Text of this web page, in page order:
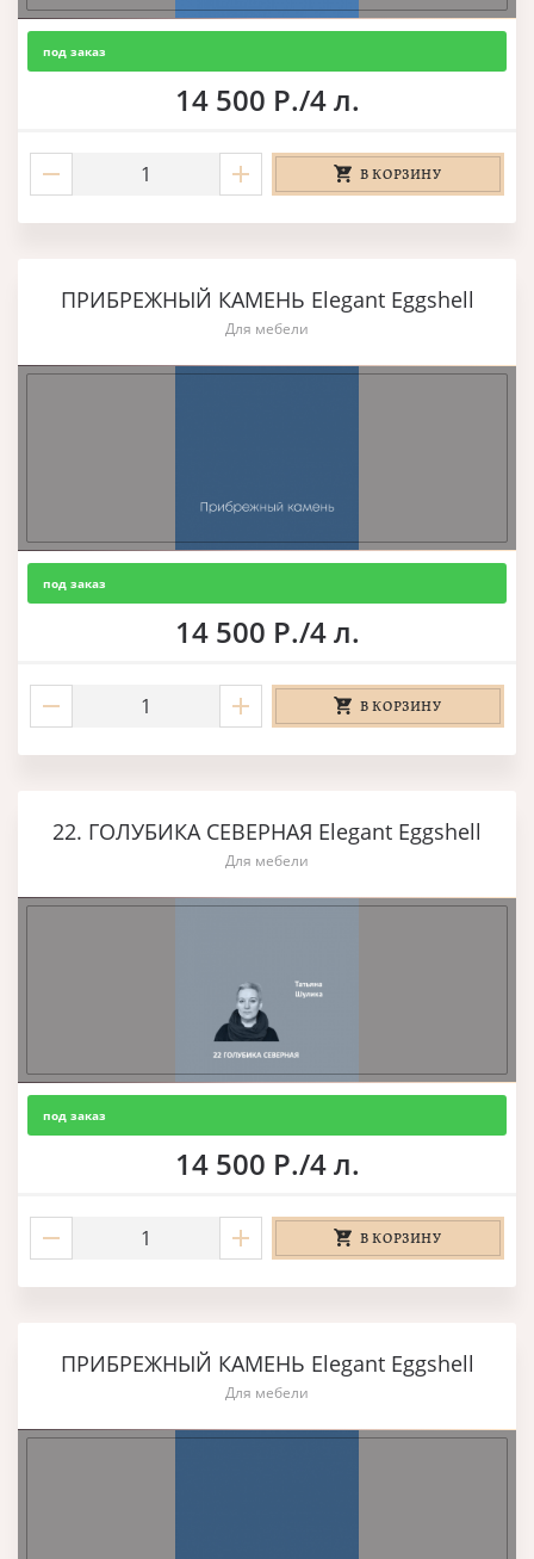
под заказ
14 500 Р./4 л.
В КОРЗИНУ
ПРИБРЕЖНЫЙ КАМЕНЬ Elegant Eggshell
Для мебели
под заказ
14 500 Р./4 л.
В КОРЗИНУ
22. ГОЛУБИКА СЕВЕРНАЯ Elegant Eggshell
Для мебели
под заказ
14 500 Р./4 л.
В КОРЗИНУ
ПРИБРЕЖНЫЙ КАМЕНЬ Elegant Eggshell
Для мебели